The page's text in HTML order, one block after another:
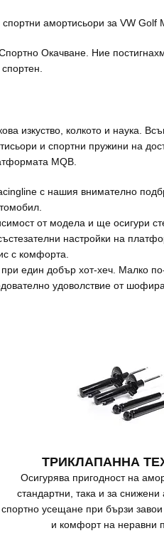
амортисьори за VW Golf
Окачване. Ние
изкуство, колкото и наука.
и спортни пружини на
MQB.
с нашия внимателно
от модела и ще осигури
настройки на
с комфорта.
един добър хот-хеч. Малко
удоволствие от
ТРИКЛАПАННА
Осигурява пригодност на
стандартни, така и за снижени
спортно усещане при бързи
и комфорт на неравни